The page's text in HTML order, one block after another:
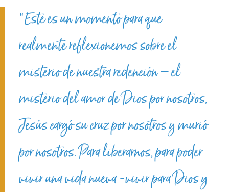
“Este es un momento para que
realmente reflexionemos sobre el
misterio de nuestra redención – el
misterio del amor de Dios por nosotros,
Jesús cargó su cruz por nosotros y murió
por nosotros. Para liberarnos, para poder
vivir una vida nueva -vivir para Dios y